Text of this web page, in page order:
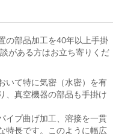
の部品加工を40年以上手掛
がある方はお立ち寄りくだ
いて特に気密（水密）を有
、真空機器の部品も手掛け
イプ曲げ加工、溶接を一貫
特長です。このように幅広